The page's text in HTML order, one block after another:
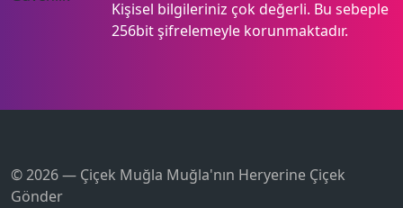
Kişisel bilgileriniz çok değerli. Bu sebeple
256bit şifrelemeyle korunmaktadır.
© 2026 — Çiçek Muğla Muğla'nın Heryerine Çiçek
Gönder